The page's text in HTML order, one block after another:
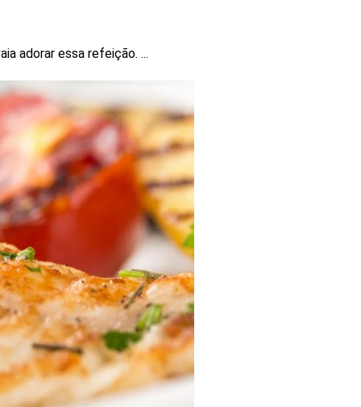
adorar essa refeição. ...